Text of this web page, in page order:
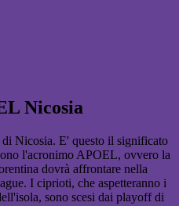
Nicosia
Nicosia. E' questo il significato
l'acronimo APOEL, ovvero la
dovrà affrontare nella
I ciprioti, che aspetteranno i
sono scesi dai playoff di